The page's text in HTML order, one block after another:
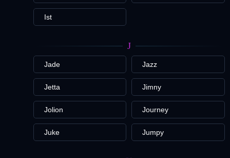
Ist
J
Jade Jazz
Jetta Jimny
Jolion Journey
Juke Jumpy